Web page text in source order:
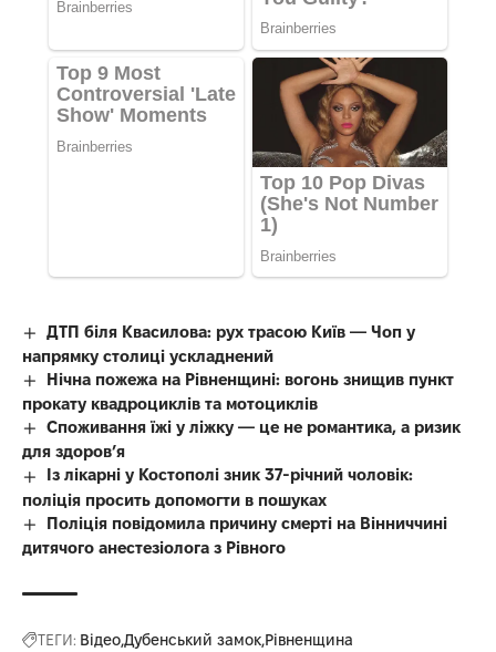
ДТП біля Квасилова: рух трасою Київ — Чоп у
напрямку столиці ускладнений
Нічна пожежа на Рівненщині: вогонь знищив пункт
прокату квадроциклів та мотоциклів
Споживання їжі у ліжку — це не романтика, а ризик
для здоров’я
Із лікарні у Костополі зник 37-річний чоловік:
поліція просить допомогти в пошуках
Поліція повідомила причину смерті на Вінниччині
дитячого анестезіолога з Рівного
ТЕГИ: ВідеоДубенський замок Рівненщина